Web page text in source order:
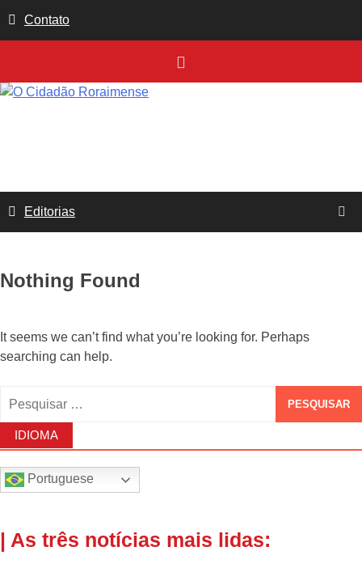
to
Contato
Editorias
Nothing Found
It seems we can’t find what you’re looking for. Perhaps
searching can help.
IDIOMA
Portuguese
| As três notícias mais lidas: